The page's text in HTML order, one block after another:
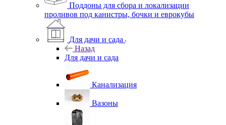
Поддоны для сбора и локализации
проливов под канистры, бочки и еврокубы
Для дачи и сада
Назад
Для дачи и сада
Канализация
Вазоны